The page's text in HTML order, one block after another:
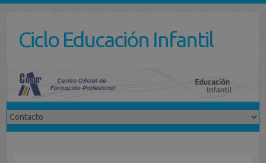
contenidoCiclo Educación Infantil